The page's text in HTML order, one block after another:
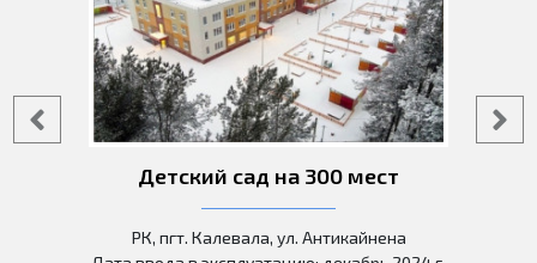
Детский сад на 300 мест
РК, пгт. Калевала, ул. Антикайнена